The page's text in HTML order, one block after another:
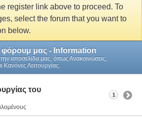
register link above to proceed. To
select the forum that you want to
below.
φόρουμ μας - Information
ιστοσελίδα μας, όπως Ανακοινώσεις,
Κανόνες Λειτουργίας.
του
1